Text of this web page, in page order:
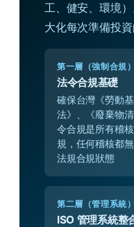
工、健安、環境
大化每次準備投資
第一層（強制合規）
法令合規基礎
確保台灣《勞動
法》、《廢棄物
令合規是所有稽
規，任何稽核都
法規合規狀態
第二層（管理系統）
ISO 管理系統整